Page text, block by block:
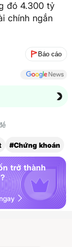
đó 4.300 tỷ
chính ngắn
Báo cáo
#Chứng khoán
trở thành